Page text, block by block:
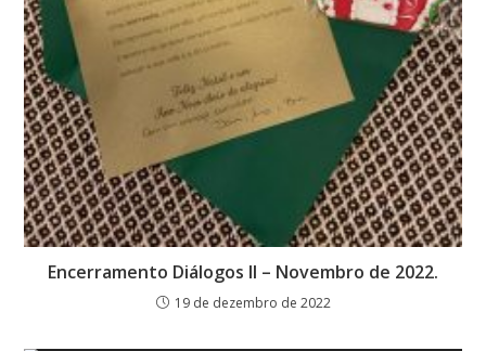
Encerramento Diálogos II – Novembro de 2022.
19 de dezembro de 2022